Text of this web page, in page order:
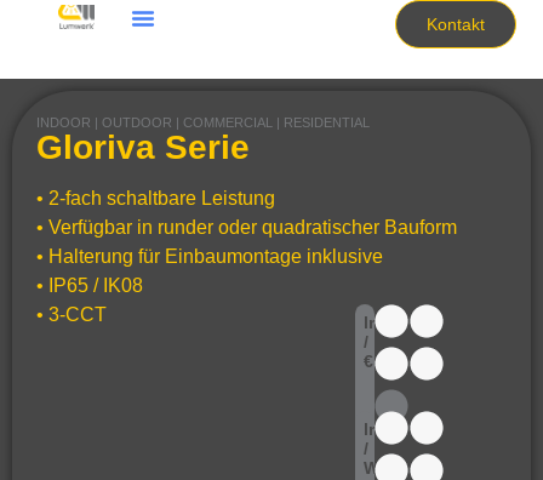
Kontakt
INDOOR | OUTDOOR | COMMERCIAL | RESIDENTIAL
Gloriva Serie
• 2-fach schaltbare Leistung
• Verfügbar in runder oder quadratischer Bauform
• Halterung für Einbaumontage inklusive
• IP65 / IK08
• 3-CCT
lm
/
€
lm
/
W